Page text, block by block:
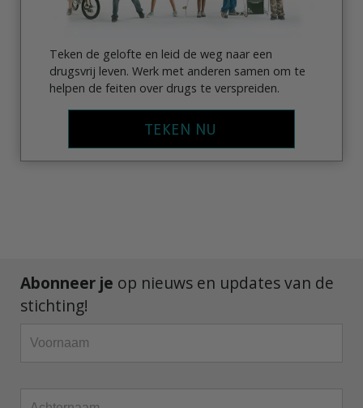
Teken de gelofte en leid de weg naar een
drugsvrij leven. Werk met anderen samen om te
helpen de feiten over drugs te verspreiden.
TEKEN NU
Abonneer je op nieuws en updates van de
stichting!